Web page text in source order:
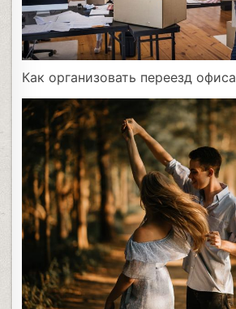
Как организовать переезд офиса